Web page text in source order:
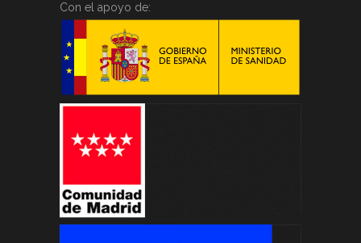
Con el apoyo de: